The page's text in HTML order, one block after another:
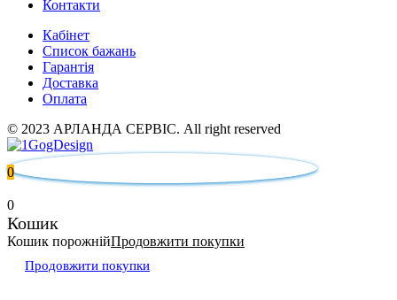
Контакти
Кабінет
Список бажань
Гарантія
Доставка
Оплата
© 2023 АРЛАНДА СЕРВІС. All right reserved
0
0
Кошик
Кошик порожнійПродовжити покупки
Продовжити покупки